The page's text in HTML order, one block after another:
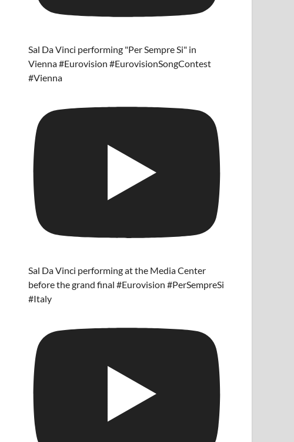
Sal Da Vinci performing "Per Sempre Si" in
Vienna #Eurovision #EurovisionSongContest
#Vienna
Sal Da Vinci performing at the Media Center
before the grand final #Eurovision #PerSempreSi
#Italy